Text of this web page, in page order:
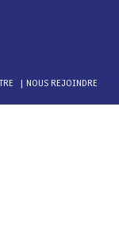
NOUS REJOINDRE